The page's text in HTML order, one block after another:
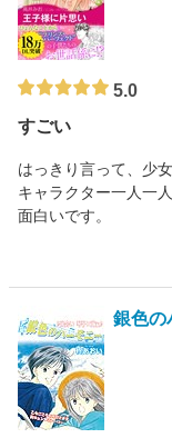
5.0
すごい
はっきり言って、少
キャラクター一人一
面白いです。
銀色の